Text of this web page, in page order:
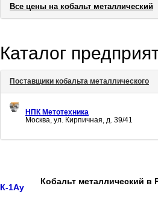
Все цены на кобальт металлический
Каталог
Поставщики кобальта металлического
НПК Метотехника
Москва, ул. Кирпичная, д. 39/41
К-1Ау
Кобальт металлический в